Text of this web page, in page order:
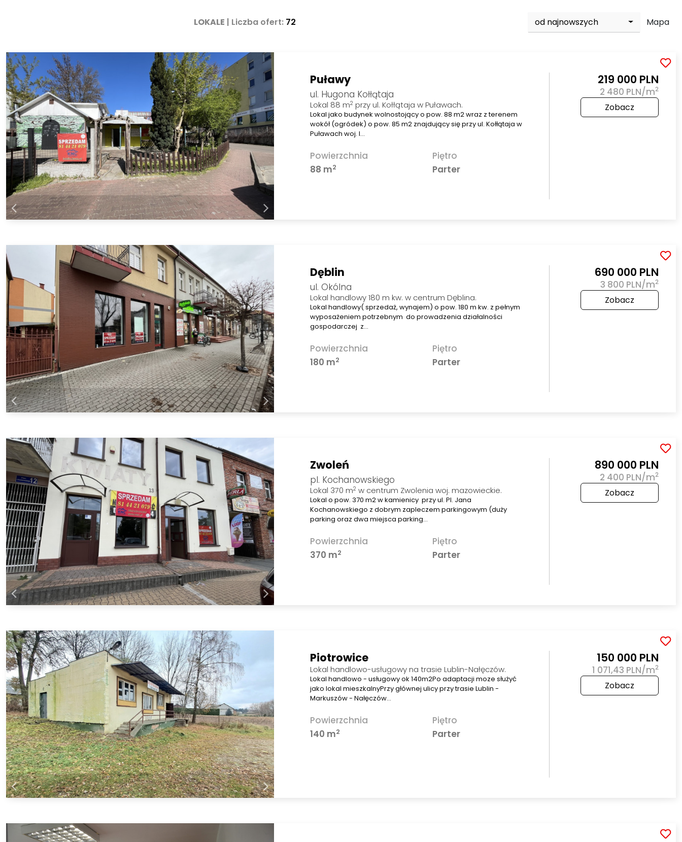
LOKALE | Liczba ofert: 72 od najnowszych Mapa
Puławy
ul. Hugona Kołłątaja
Lokal 88 m2 przy ul. Kołłątaja w Puławach.
Lokal jako budynek wolnostojący o pow. 88 m2 wraz z terenem
wokół (ogródek) o pow. 85 m2 znajdujący się przy ul. Kołłątaja w
Puławach woj. l…
Powierzchnia
88 m2
Piętro
Parter
219 000 PLN
2 480 PLN/m2
Zobacz
Dęblin
ul. Okólna
Lokal handlowy 180 m kw. w centrum Dęblina.
Lokal handlowy( sprzedaż, wynajem) o pow. 180 m kw. z pełnym
wyposażeniem potrzebnym do prowadzenia działalności
gospodarczej z…
Powierzchnia
180 m2
Piętro
Parter
690 000 PLN
3 800 PLN/m2
Zobacz
Zwoleń
pl. Kochanowskiego
Lokal 370 m2 w centrum Zwolenia woj. mazowieckie.
Lokal o pow. 370 m2 w kamienicy przy ul. Pl. Jana
Kochanowskiego z dobrym zapleczem parkingowym (duży
parking oraz dwa miejsca parking…
Powierzchnia
370 m2
Piętro
Parter
890 000 PLN
2 400 PLN/m2
Zobacz
Piotrowice
Lokal handlowo-usługowy na trasie Lublin-Nałęczów.
Lokal handlowo - usługowy ok 140m2Po adaptacji moze służyć
jako lokal mieszkalnyPrzy głównej ulicy przy trasie Lublin -
Markuszów - Nałęczów…
Powierzchnia
140 m2
Piętro
Parter
150 000 PLN
1 071,43 PLN/m2
Zobacz